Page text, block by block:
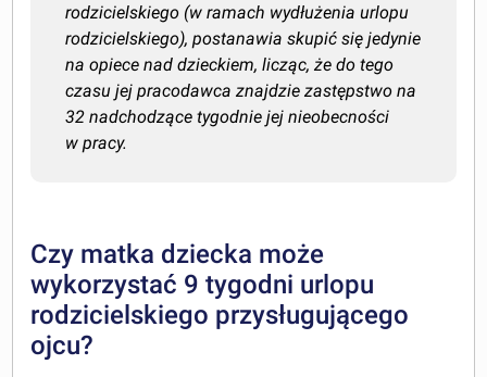
rodzicielskiego (w ramach wydłużenia urlopu
rodzicielskiego),postanawia skupić sięjedynie
na opiece nad dzieckiem, licząc, że do tego
czasu jej pracodawca znajdzie zastępstwo na
32 nadchodzące tygodnie jej nieobecności
w pracy.
Czy matka dziecka może
wykorzystać 9 tygodni urlopu
rodzicielskiego przysługującego
ojcu?